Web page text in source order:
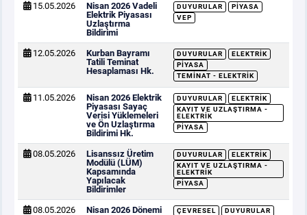
15.05.2026
Nisan 2026 Vadeli
Elektrik Piyasası
Uzlaştırma
Bildirimi
DUYURULAR
PIYASA
VEP
12.05.2026
Kurban Bayramı
Tatili Teminat
Hesaplaması Hk.
DUYURULAR
ELEKTRIK
PIYASA
TEMINAT - ELEKTRIK
11.05.2026
Nisan 2026 Elektrik
Piyasası Sayaç
Verisi Yüklemeleri
ve Ön Uzlaştırma
Bildirimi Hk.
DUYURULAR
ELEKTRIK
KAYIT VE UZLAŞTIRMA -
ELEKTRIK
PIYASA
08.05.2026
Lisanssız Üretim
Modülü (LÜM)
Kapsamında
Yapılacak
Bildirimler
DUYURULAR
ELEKTRIK
KAYIT VE UZLAŞTIRMA -
ELEKTRIK
PIYASA
08.05.2026
Nisan 2026 Dönemi
ÇEVRESEL
DUYURULAR